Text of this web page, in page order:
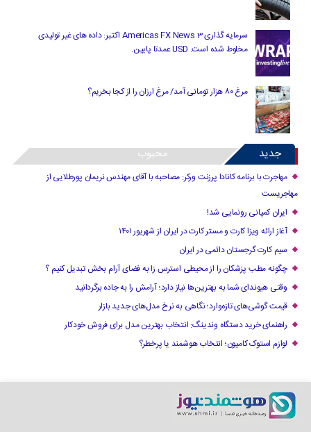
سرمایه گذاری Americas FX News 3 اکتبر: داده های غیر تولیدی
مخلوط شده است. USD عمدتا پایین.
مرغ ۸۰ هزار تومانی آمد/ مرغ ارزان را از کجا بخریم؟
جدید محبوب
مهاجرت با برنامه کانادا پرزنت ورکر: مصاحبه با آقای مهندس نریمان پورطلایی از
مهاجریست
ایران کمپانی رونمایی شد!
آغاز ارائه ویزا کارت و مستر کارت در ایران از شهریور ۱۴۰۱
سیم کارت گرجستان دائمی در ایران
چگونه مطب پزشکان را از محیطی استرس زا به فضای آرام بخش تبدیل کنیم ؟
وقتی هیوندای شما به بهترین‌ها نیاز دارد؛ آرامش را به جاده برگردانید
قیمت گوشی‌های تازه‌وارد؛ نگاهی به نرخ مدل‌های جدید بازار
راهنمای خرید دستگاه وندینگ: انتخاب بهترین مدل برای فروش خودکار
لوازم استوک کامیون؛ انتخاب هوشمند یا پرخطر؟